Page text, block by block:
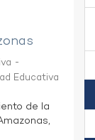
-
Educativa
de la